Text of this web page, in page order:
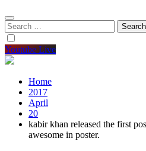
Search
for:
Youtube Live
Home
2017
April
20
kabir khan released the first
awesome in poster.